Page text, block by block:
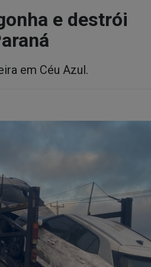
e destrói
em Céu Azul.